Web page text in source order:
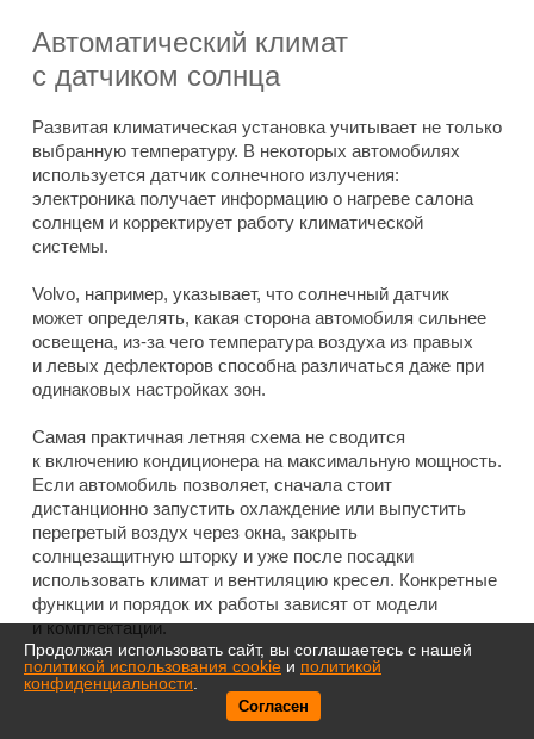
Автоматический климат
с датчиком солнца
Развитая климатическая установка учитывает не только
выбранную температуру. В некоторых автомобилях
используется датчик солнечного излучения:
электроника получает информацию о нагреве салона
солнцем и корректирует работу климатической
системы.
Volvo, например, указывает, что солнечный датчик
может определять, какая сторона автомобиля сильнее
освещена, из-за чего температура воздуха из правых
и левых дефлекторов способна различаться даже при
одинаковых настройках зон.
Самая практичная летняя схема не сводится
к включению кондиционера на максимальную мощность.
Если автомобиль позволяет, сначала стоит
дистанционно запустить охлаждение или выпустить
перегретый воздух через окна, закрыть
солнцезащитную шторку и уже после посадки
использовать климат и вентиляцию кресел. Конкретные
функции и порядок их работы зависят от модели
и комплектации.
Продолжая использовать сайт, вы соглашаетесь с нашей
политикой использования cookie и политикой
конфиденциальности
Согласен